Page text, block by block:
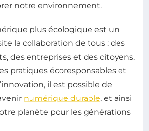
notre environnement.
plus écologique est un
la collaboration de tous : des
des entreprises et des citoyens.
pratiques écoresponsables et
il est possible de
numérique durable, et ainsi
planète pour les générations